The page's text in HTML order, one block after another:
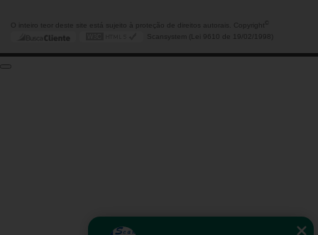
O inteiro teor deste site está sujeito à proteção de direitos autorais. Copyright
Scansystem (Lei 9610 de 19/02/1998)